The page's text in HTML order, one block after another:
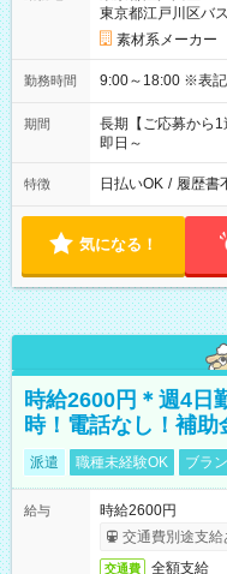
東京都江戸川区バ
素材系メーカー
勤務時間 9:00～
期間
長期【ご応募から1
即日～
特徴 日払いOK / 履歴書
気になる！
時給2600円＊週4日
時！電話なし！補助
派遣 職種未経験OK ブラ
給与
時給2600円
交通費別途支給
交通費 全額支給